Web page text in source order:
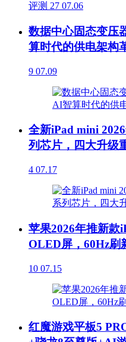
评测 27 07.06
数据中心固态变压
算时代的供电架构
9 07.09
全新iPad mini
列芯片，四大升级
4 07.17
苹果2026年推新款
OLED屏，60Hz刷
10 07.15
红魔游戏平板5